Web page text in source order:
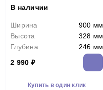
В наличии
Ширина
900 мм
Высота
328 мм
Глубина
246 мм
2 990 ₽
Купить в один клик